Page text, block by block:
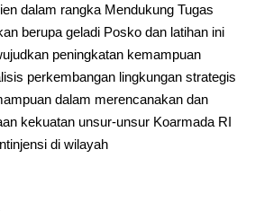
dalam rangka Mendukung Tugas
berupa geladi Posko dan latihan ini
peningkatan kemampuan
perkembangan lingkungan strategis
dalam merencanakan dan
kekuatan unsur-unsur Koarmada RI
di wilayah